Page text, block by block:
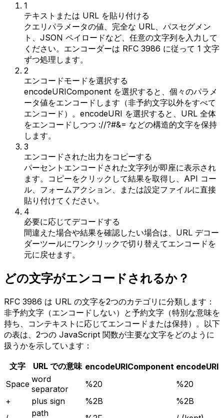
1
テキストまたは URL を貼り付ける
クエリパラメータの値、完全な URL、パスセグメン
ト、JSON ペイロードなど、任意の文字列を入力して
ください。エンコーダーは RFC 3986 に従って 1 文字
ずつ処理します。
2
エンコードモードを選択する
encodeURIComponent を選択すると、個々のパラメ
ータ値をエンコードします（非予約文字以外をすべて
エンコード）。encodeURI を選択すると、URL 全体
をエンコードしつつ ://?#&= などの構造的文字を保持
します。
3
エンコードされた出力をコピーする
パーセントエンコードされた文字列が即座に表示され
ます。コピーをクリックして結果を取得し、API コー
ル、フォームアクション、または設定ファイルに直接
貼り付けてください。
4
必要に応じてデコードする
間違えた場合や結果を確認したい場合は、URL デコー
ダーツールにワンクリックで切り替えてエンコードを
元に戻せます。
どの文字がエンコードされるか？
RFC 3986 は URL の文字を2つのカテゴリに分類します：
非予約文字（エンコードしない）と予約文字（特別な意味を
持ち、コンテキストに応じてエンコードまたは保持）。以下
の表は、2つの JavaScript 関数が主要な文字をどのように
扱うかを示しています：
文字 URL での意味 encodeURIComponent encodeURI
Space word
separator
%20
%20
+
plus sign %2B
%2B
path